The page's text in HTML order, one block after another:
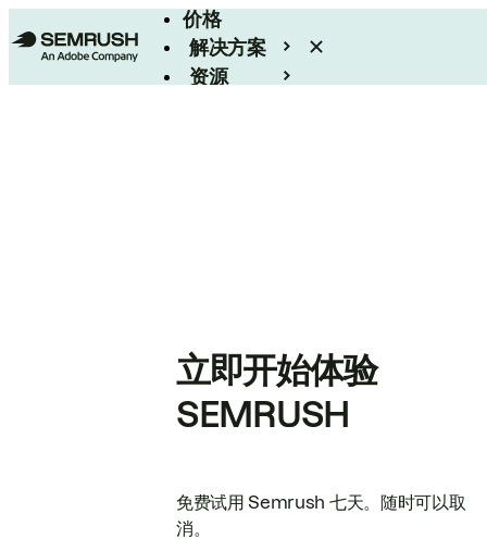
价格
解决方案
资源
立即开始体验
SEMRUSH
免费试用 Semrush 七天。随时可以取
消。